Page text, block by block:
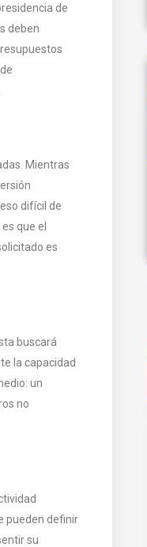
de
deben
Mientras
difícil de
que el
es
buscará
la capacidad
un
no
pueden definir
su